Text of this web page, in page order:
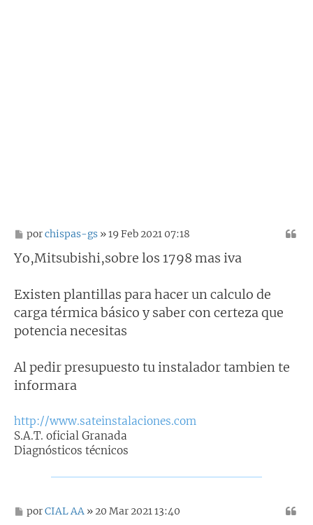
M
n
j
e
porchispas-gs » 19 Feb 2021 07:18
Yo,Mitsubishi,sobre los 1798 mas iva
Existen plantillas para hacer un calculo de
carga térmica básico y saber con certeza que
potencia necesitas
Al pedir presupuesto tu instalador tambien te
informara
http://www.sateinstalaciones.com
S.A.T. oficial Granada
Diagnósticos técnicos
M
porCIAL AA » 20 Mar 2021 13:40